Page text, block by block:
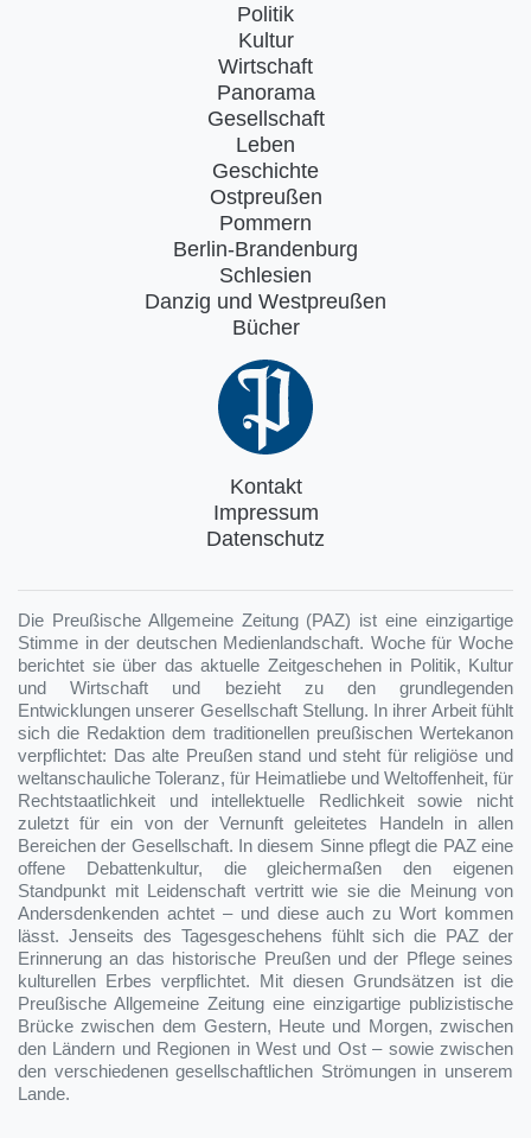
Politik
Kultur
Wirtschaft
Panorama
Gesellschaft
Leben
Geschichte
Ostpreußen
Pommern
Berlin-Brandenburg
Schlesien
Danzig und Westpreußen
Bücher
Kontakt
Impressum
Datenschutz
Die Preußische Allgemeine Zeitung (PAZ) ist eine einzigartige
Stimme in der deutschen Medienlandschaft. Woche für Woche
berichtet sie über das aktuelle Zeitgeschehen in Politik, Kultur
und Wirtschaft und bezieht zu den grundlegenden
Entwicklungen unserer Gesellschaft Stellung. In ihrer Arbeit fühlt
sich die Redaktion dem traditionellen preußischen Wertekanon
verpflichtet: Das alte Preußen stand und steht für religiöse und
weltanschauliche Toleranz, für Heimatliebe und Weltoffenheit, für
Rechtstaatlichkeit und intellektuelle Redlichkeit sowie nicht
zuletzt für ein von der Vernunft geleitetes Handeln in allen
Bereichen der Gesellschaft. In diesem Sinne pflegt die PAZ eine
offene Debattenkultur, die gleichermaßen den eigenen
Standpunkt mit Leidenschaft vertritt wie sie die Meinung von
Andersdenkenden achtet – und diese auch zu Wort kommen
lässt. Jenseits des Tagesgeschehens fühlt sich die PAZ der
Erinnerung an das historische Preußen und der Pflege seines
kulturellen Erbes verpflichtet. Mit diesen Grundsätzen ist die
Preußische Allgemeine Zeitung eine einzigartige publizistische
Brücke zwischen dem Gestern, Heute und Morgen, zwischen
den Ländern und Regionen in West und Ost – sowie zwischen
den verschiedenen gesellschaftlichen Strömungen in unserem
Lande.